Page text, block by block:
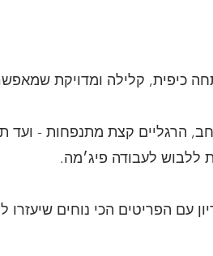
כיפית, קלילה ומדויקת
מתרחב, הרגליים קצת מתנפחות -
ללבוש לעבודה פיג׳מה.
עם הפריטים הכי נוחים